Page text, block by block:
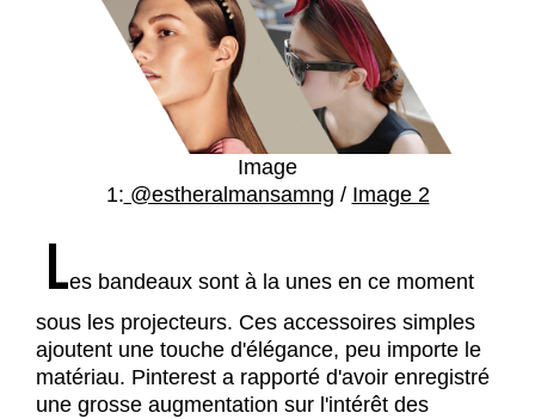
Image
1: @estheralmansamng / Image 2
Les bandeaux sont à la unes en ce moment
sous les projecteurs. Ces accessoires simples
ajoutent une touche d'élégance, peu importe le
matériau. Pinterest a rapporté d'avoir enregistré
une grosse augmentation sur l'intérêt des